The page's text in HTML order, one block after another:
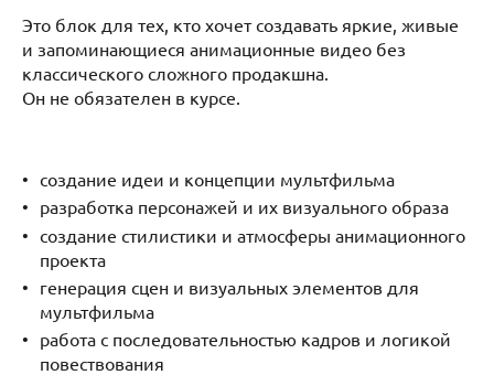
Это блок для тех, кто хочет создавать яркие, живые
и запоминающиеся анимационные видео без
классического сложного продакшна.
Он не обязателен в курсе.
создание идеи и концепции мультфильма
разработка персонажей и их визуального образа
создание стилистики и атмосферы анимационного
проекта
генерация сцен и визуальных элементов для
мультфильма
работа с последовательностью кадров и логикой
повествования